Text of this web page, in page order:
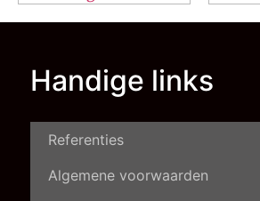
Handige links
Referenties
Algemene voorwaarden